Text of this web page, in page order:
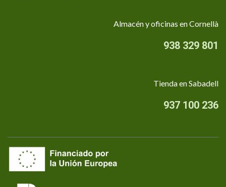
Almacén y oficinas en Cornellà
938 329 801
Tienda en Sabadell
937 100 236